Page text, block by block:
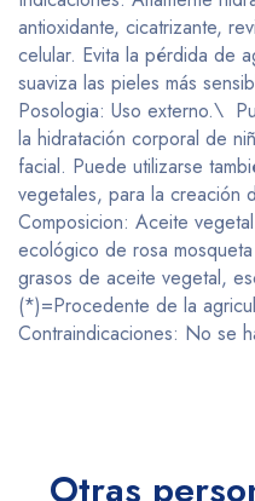
antioxidante, cicatrizante,
celular. Evita la pérdida de
suaviza las pieles más
Posologia: Uso externo.\
la hidratación corporal de
facial. Puede utilizarse
vegetales, para la creación
Composicion: Aceite
ecológico de rosa
grasos de aceite vegetal,
(*)=Procedente de la
Contraindicaciones: No se
Otras